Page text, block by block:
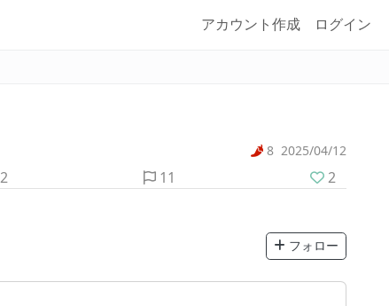
アカウント作成 ログイン
8 2025/04/12
11
2
フォロー